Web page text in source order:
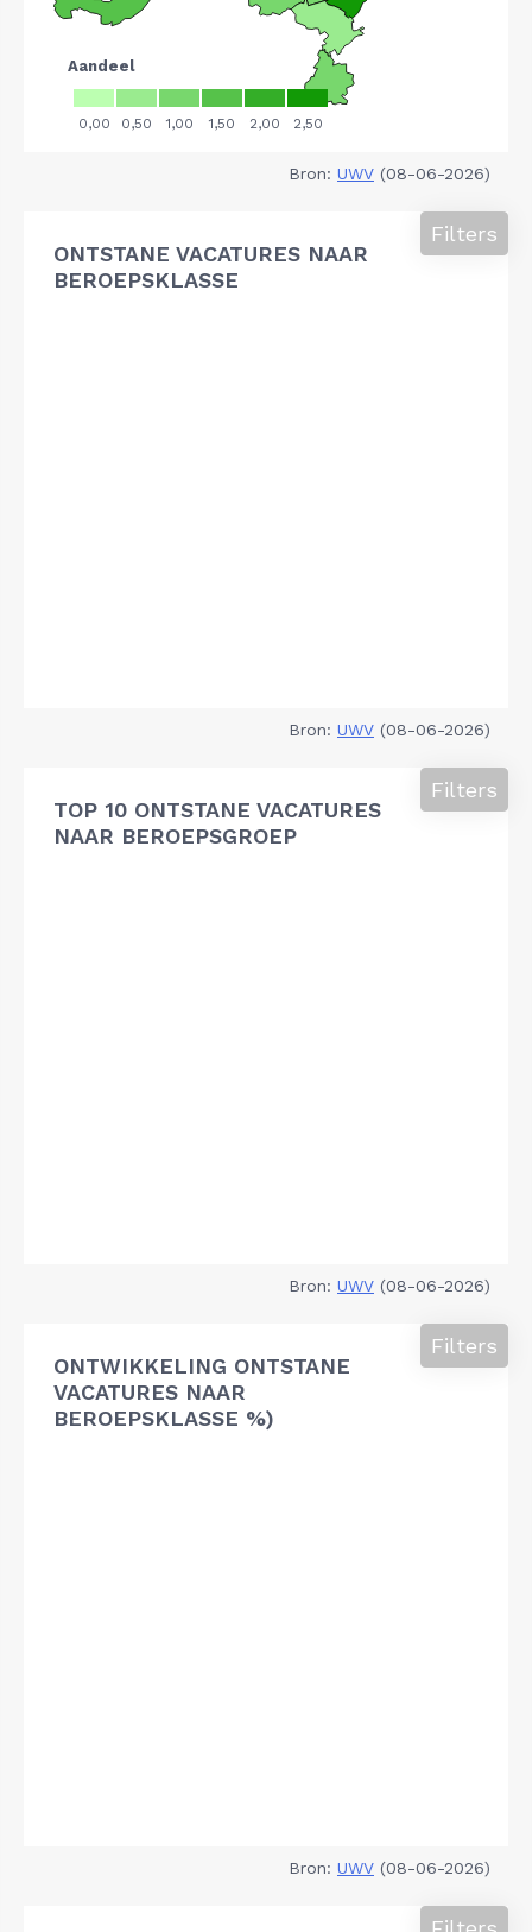
Bron: UWV (08-06-2026)
ONTSTANE VACATURES NAAR
BEROEPSKLASSE
Filters
Bron: UWV (08-06-2026)
TOP 10 ONTSTANE VACATURES
NAAR BEROEPSGROEP
Filters
Bron: UWV (08-06-2026)
ONTWIKKELING ONTSTANE
VACATURES NAAR
BEROEPSKLASSE %)
Filters
Bron: UWV (08-06-2026)